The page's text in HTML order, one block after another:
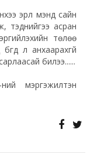
эрүүл мэнд сайн
тэднийгээ асран
төлөө
л анхаарахгүй
билээ......
мэргэжилтэн